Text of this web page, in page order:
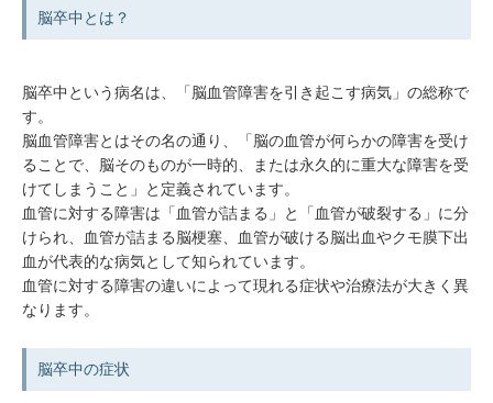
脳卒中とは？
脳卒中という病名は、「脳血管障害を引き起こす病気」の総称で
す。
脳血管障害とはその名の通り、「脳の血管が何らかの障害を受け
ることで、脳そのものが一時的、または永久的に重大な障害を受
けてしまうこと」と定義されています。
血管に対する障害は「血管が詰まる」と「血管が破裂する」に分
けられ、血管が詰まる脳梗塞、血管が破ける脳出血やクモ膜下出
血が代表的な病気として知られています。
血管に対する障害の違いによって現れる症状や治療法が大きく異
なります。
脳卒中の症状